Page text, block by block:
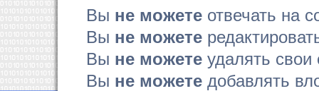
Вы не можете отвечать на
Вы не можете
Вы не можете удалять
Вы не можете добавлять